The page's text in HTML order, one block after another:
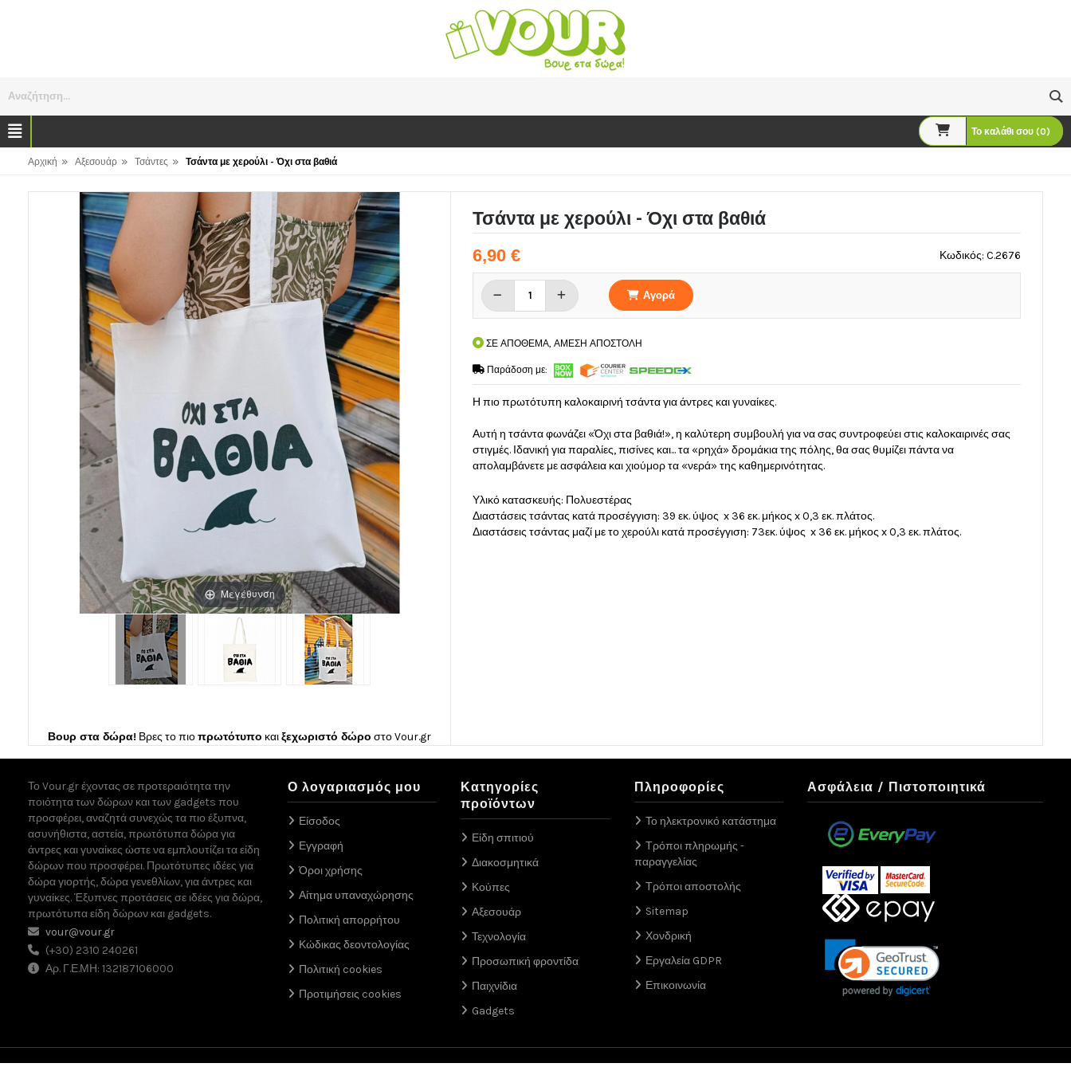
Αναζήτηση...
Το καλάθι σου (0)
Αρχική » Αξεσουάρ » Τσάντες » Τσάντα με χερούλι - Όχι στα βαθιά
Μεγέθυνση
Βουρ στα δώρα! Βρες το πιοπρωτότυπο καιξεχωριστό δώρο στοVour.gr
Τσάντα με χερούλι - Όχι στα βαθιά
Κωδικός: C.2676
6,90 €
Αγορά
ΣΕ ΑΠΟΘΕΜΑ, ΑΜΕΣΗ ΑΠΟΣΤΟΛΗ
Παράδοση με:
Η πιο πρωτότυπη καλοκαιρινή τσάντα για άντρες και γυναίκες.
Αυτή η τσάντα φωνάζει «Όχι στα βαθιά!», η καλύτερη συμβουλή για να σας συντροφεύει στις καλοκαιρινές σας
στιγμές. Ιδανική για παραλίες, πισίνες και... τα «ρηχά» δρομάκια της πόλης, θα σας θυμίζει πάντα να
απολαμβάνετε με ασφάλεια και χιούμορ τα «νερά» της καθημερινότητας.
Υλικό κατασκευής: Πολυεστέρας
Διαστάσεις τσάντας κατά προσέγγιση: 39 εκ. ύψος x 36 εκ. μήκος x 0,3 εκ. πλάτος.
Διαστάσεις τσάντας μαζί με το χερούλι κατά προσέγγιση: 73εκ. ύψος x 36 εκ. μήκος x 0,3 εκ. πλάτος.
Το Vour.gr έχοντας σε προτεραιότητα την
ποιότητα των δώρων και των gadgets που
προσφέρει, αναζητά συνεχώς τα πιο έξυπνα,
ασυνήθιστα, αστεία, πρωτότυπα δώρα για
άντρες και γυναίκες ώστε να εμπλουτίζει τα είδη
δώρων που προσφέρει. Πρωτότυπες ιδέες για
δώρα γιορτής, δώρα γενεθλίων, για άντρες και
γυναίκες. Έξυπνες προτάσεις σε ιδέες για δώρα,
πρωτότυπα είδη δώρων και gadgets.
vour@vour.gr
(+30) 2310 240261
Αρ. Γ.Ε.ΜΗ: 132187106000
Ο λογαριασμός μου
Είσοδος
Εγγραφή
Όροι χρήσης
Αίτημα υπαναχώρησης
Πολιτική απορρήτου
Κώδικας δεοντολογίας
Πολιτική cookies
Προτιμήσεις cookies
Κατηγορίες
προϊόντων
Είδη σπιτιού
Διακοσμητικά
Κούπες
Αξεσουάρ
Τεχνολογία
Προσωπική φροντίδα
Παιχνίδια
Gadgets
Πληροφορίες
Το ηλεκτρονικό κατάστημα
Τρόποι πληρωμής -
παραγγελίας
Τρόποι αποστολής
Sitemap
Χονδρική
Εργαλεία GDPR
Επικοινωνία
Ασφάλεια / Πιστοποιητικά